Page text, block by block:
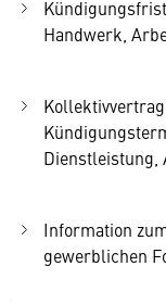
Handwerk,
Dienstleistung,
Information
gewerblichen